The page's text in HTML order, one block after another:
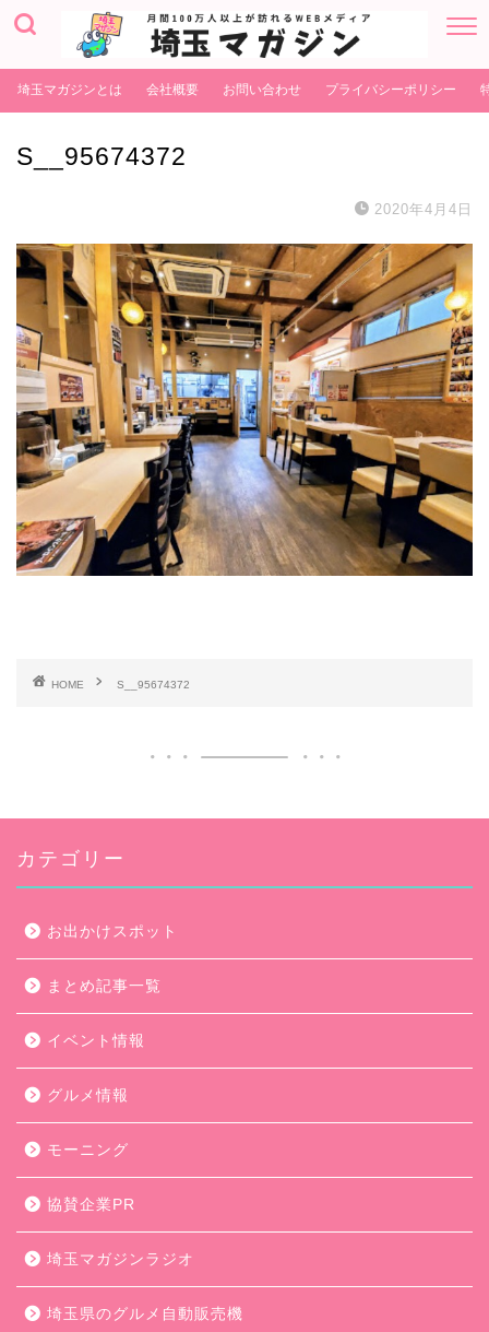
埼玉マガジンとは 会社概要 お問い合わせ プライバシーポリシー
S__95674372
2020年4月4日
HOME S__95674372
カテゴリー
お出かけスポット
まとめ記事一覧
イベント情報
グルメ情報
モーニング
協賛企業PR
埼玉マガジンラジオ
埼玉県のグルメ自動販売機